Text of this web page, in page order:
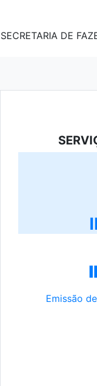
SECRETARIA DE
Emissão